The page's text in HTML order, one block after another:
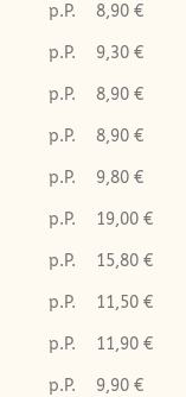
p.P. 8,90 €
p.P. 9,30 €
p.P. 8,90 €
p.P. 8,90 €
p.P. 9,80 €
p.P. 19,00 €
p.P. 15,80 €
p.P. 11,50 €
p.P. 11,90 €
p.P. 9,90 €